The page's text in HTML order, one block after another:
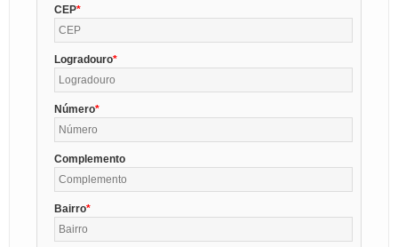
CEP
Logradouro
Número
Complemento
Bairro